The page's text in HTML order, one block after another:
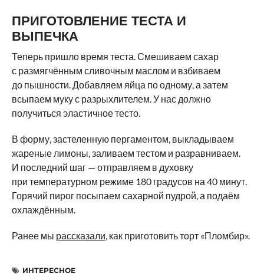
ПРИГОТОВЛЕНИЕ ТЕСТА И
ВЫПЕЧКА
Теперь пришло время теста. Смешиваем сахар
с размягчённым сливочным маслом и взбиваем
до пышности. Добавляем яйца по одному, а затем
всыпаем муку с разрыхлителем. У нас должно
получиться эластичное тесто.
В форму, застеленную пергаментом, выкладываем
жареные лимоны, заливаем тестом и разравниваем.
И последний шаг — отправляем в духовку
при температурном режиме 180 градусов на 40 минут.
Горячий пирог посыпаем сахарной пудрой, а подаём
охлаждённым.
Ранее мы рассказали, как приготовить торт «Пломбир».
ИНТЕРЕСНОЕ